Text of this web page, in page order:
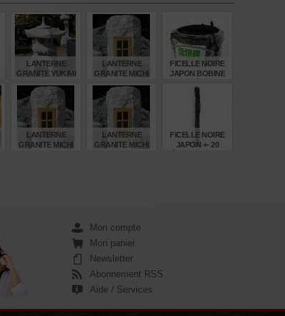
LANTERNE
GRANITE YUKIMI
FENÊTRE BOIS
2.820,00 €
LANTERNE
GRANITE MICHI
220,00
FICELLE NOIRE
JAPON BOBINE
SHURO NAWA
28,50
LANTERNE
GRANITE MICHI
LANTERNE
GRANITE MICHI
FICELLE NOIRE
JAPON +- 20
Mon compte
Mon panier
Newsletter
Abonnement RSS
Aide / Services